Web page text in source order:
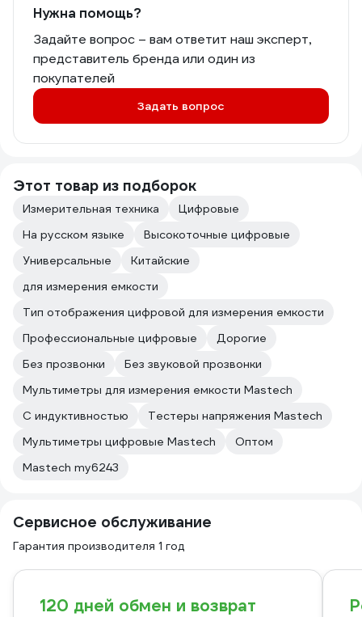
Нужна помощь?
Задайте вопрос – вам ответит наш эксперт,
представитель бренда или один из
покупателей
Задать вопрос
Этот товар из подборок
Измерительная техника
Цифровые
На русском языке
Высокоточные цифровые
Универсальные
Китайские
для измерения емкости
Тип отображения цифровой для измерения емкости
Профессиональные цифровые
Дорогие
Без прозвонки
Без звуковой прозвонки
Мультиметры для измерения емкости Mastech
С индуктивностью
Тестеры напряжения Mastech
Мультиметры цифровые Mastech
Оптом
Mastech my6243
Сервисное обслуживание
Гарантия производителя 1 год
120 дней обмен и возврат